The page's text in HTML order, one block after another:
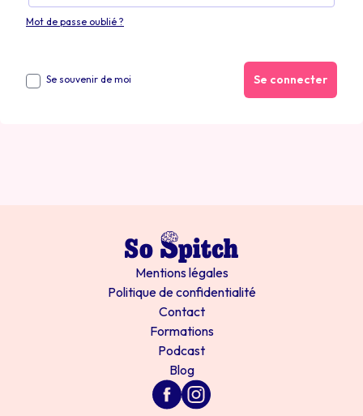
Mot de passe oublié ?
Se souvenir de moi Se connecter
Mentions légales
Politique de confidentialité
Contact
Formations
Podcast
Blog